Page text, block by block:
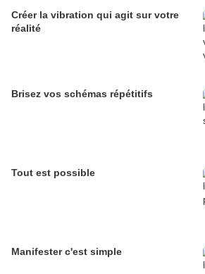
Créer la vibration qui agit sur votre
réalité
Brisez vos schémas répétitifs
Tout est possible
Manifester c'est simple